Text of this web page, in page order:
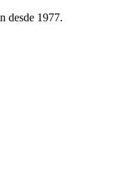
desde 1977.